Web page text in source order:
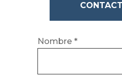
Nombre *